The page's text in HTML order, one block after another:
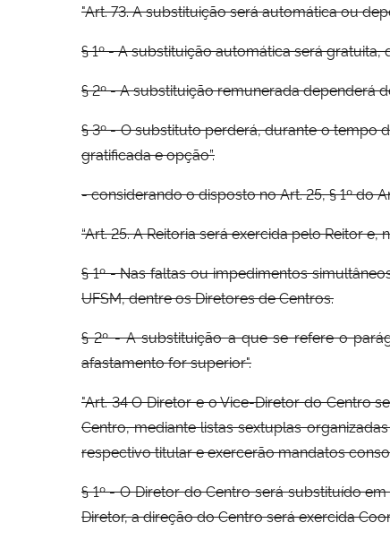
"Art. 73. A substituição será automática ou
§ 1º - A substituição automática será
§ 2º - A substituição remunerada dependerá
§ 3º - O substituto perderá, durante o
gratificada e opção”.
- considerando o disposto no Art. 25, § 1º do
“Art. 25. A Reitoria será exercida pelo Reitor
§ 1º - Nas faltas ou impedimentos
UFSM, dentre os Diretores de Centros.
§ 2º - A substituição a que se refere o
afastamento for superior".
"Art. 34 O Diretor e o Vice-Diretor do Centro
Centro, mediante listas sextuplas
respectivo titular e exercerão mandatos
§ 1º - O Diretor do Centro será substituído
Diretor, a direção do Centro será exercida